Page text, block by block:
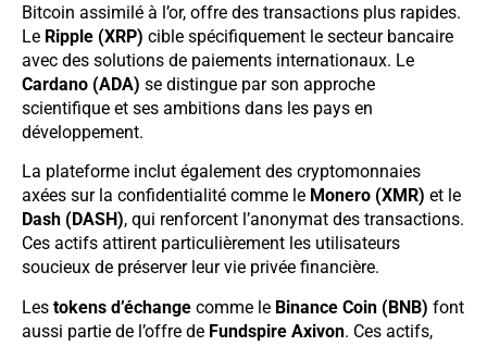
Bitcoin assimilé à l’or, offre des transactions plus rapides.
Le Ripple (XRP) cible spécifiquement le secteur bancaire
avec des solutions de paiements internationaux. Le
Cardano (ADA) se distingue par son approche
scientifique et ses ambitions dans les pays en
développement.
La plateforme inclut également des cryptomonnaies
axées sur la confidentialité comme le Monero (XMR) et le
Dash (DASH), qui renforcent l’anonymat des transactions.
Ces actifs attirent particulièrement les utilisateurs
soucieux de préserver leur vie privée financière.
Les tokens d’échange comme le Binance Coin (BNB) font
aussi partie de l’offre de Fundspire Axivon. Ces actifs,